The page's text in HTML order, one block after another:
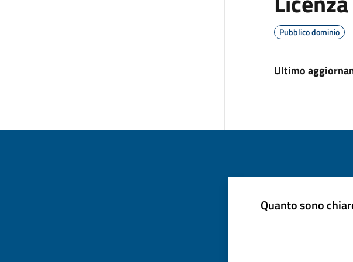
Pubblico dominio
Ultimo
Quanto sono